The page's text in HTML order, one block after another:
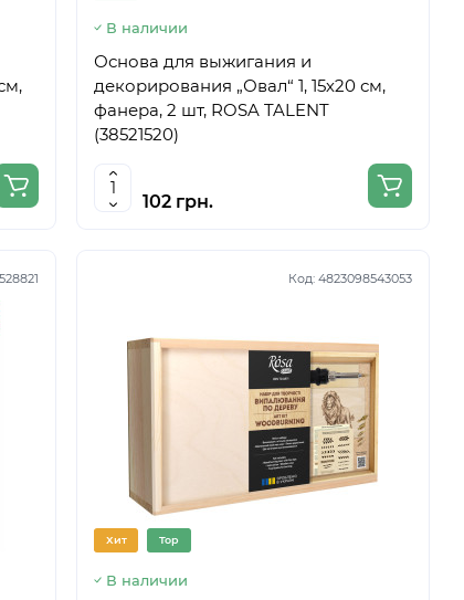
В наличии
Основа для выжигания и
декорирования „Овал“ 1, 15х20 см,
фанера, 2 шт, ROSA TALENT
(38521520)
102 грн.
Код: 4823098543053
Хит Top
В наличии